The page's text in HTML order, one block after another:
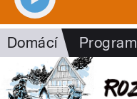
Domácí Program